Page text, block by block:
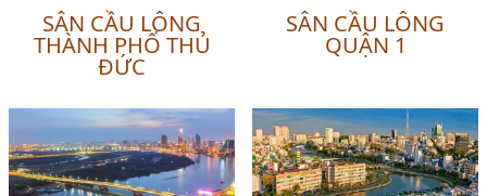
SÂN CẦU LÔNG
THÀNH PHỐ THỦ
ĐỨC
SÂN CẦU LÔNG
QUẬN 1